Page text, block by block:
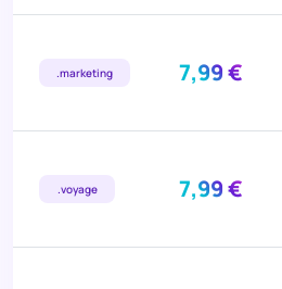
.marketing 7,99 €
.voyage 7,99 €